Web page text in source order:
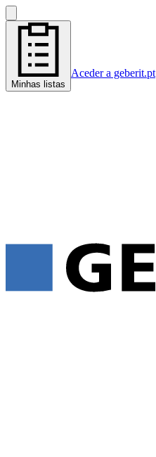
Minhas listas
Aceder a geberit.pt